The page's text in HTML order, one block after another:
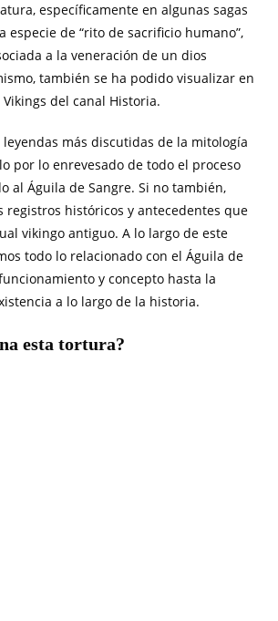
específicamente en algunas sagas
especie de “rito de sacrificio humano”,
a la veneración de un dios
también se ha podido visualizar en
del canal Historia.
leyendas más discutidas de la mitología
por lo enrevesado de todo el proceso
al Águila de Sangre. Si no también,
registros históricos y antecedentes que
vikingo antiguo. A lo largo de este
todo lo relacionado con el Águila de
y concepto hasta la
a lo largo de la historia.
esta tortura?